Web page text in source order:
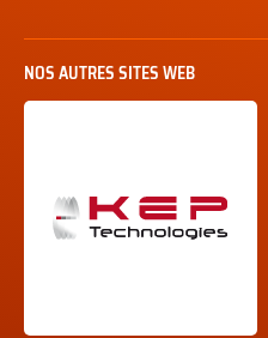
NOS AUTRES SITES WEB